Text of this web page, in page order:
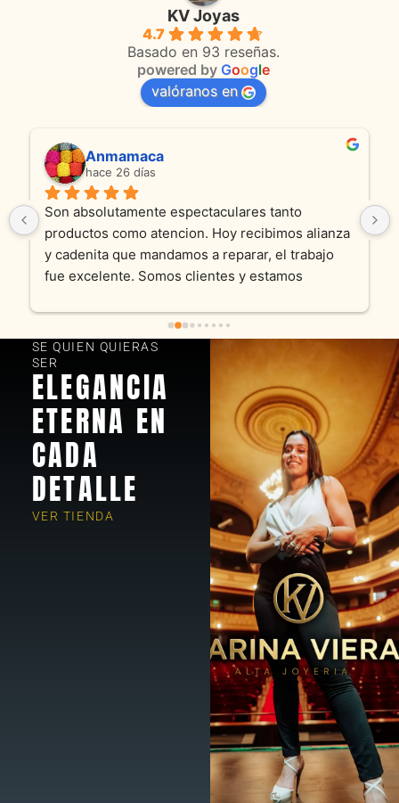
KV Joyas
4.7
Basado en 93 reseñas.
powered by Google
valóranos en
Anmamaca
hace 26 días
Son absolutamente espectaculares tanto
productos como atencion. Hoy recibimos alianza
y cadenita que mandamos a reparar, el trabajo
fue excelente. Somos clientes y estamos
SE QUIEN QUIERAS
SER
ELEGANCIA
ETERNA EN
CADA
DETALLE
VER TIENDA